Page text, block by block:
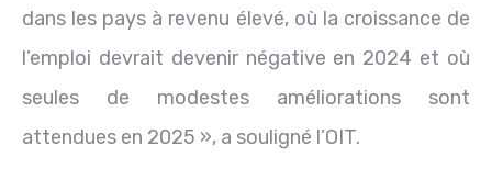
dans les pays à revenu élevé, où la croissance de
l’emploi devrait devenir négative en 2024 et où
seules de modestes améliorations sont
attendues en 2025 », a souligné l’OIT.